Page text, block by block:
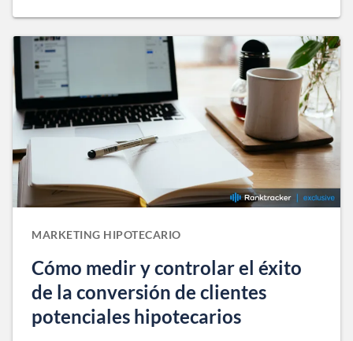
MARKETING HIPOTECARIO
Cómo medir y controlar el éxito
de la conversión de clientes
potenciales hipotecarios